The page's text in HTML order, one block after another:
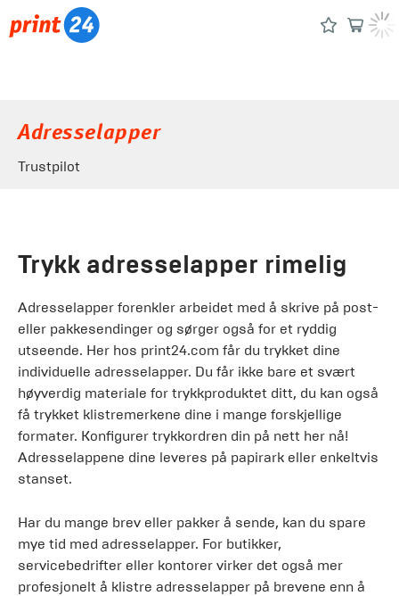
Adresselapper
Trustpilot
Trykk adresselapper rimelig
Adresselapper forenkler arbeidet med å skrive på post-
eller pakkesendinger og sørger også for et ryddig
utseende. Her hos print24.com får du trykket dine
individuelle adresselapper. Du får ikke bare et svært
høyverdig materiale for trykkproduktet ditt, du kan også
få trykket klistremerkene dine i mange forskjellige
formater. Konfigurer trykkordren din på nett her nå!
Adresselappene dine leveres på papirark eller enkeltvis
stanset.
Har du mange brev eller pakker å sende, kan du spare
mye tid med adresselapper. For butikker,
servicebedrifter eller kontorer virker det også mer
profesjonelt å klistre adresselapper på brevene enn å